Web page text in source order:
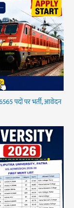
पदों पर भर्ती, आवेदन